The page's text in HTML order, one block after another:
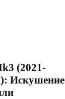
(2021-
Искушение